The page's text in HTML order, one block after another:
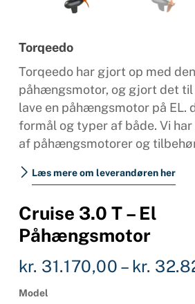
Torqeedo
Torqeedo har gjort op med
påhængsmotor, og gjort det til
lave en påhængsmotor på EL.
formål og typer af både. Vi
af påhængsmotorer og
Læs mere om leverandøren her
Cruise 3.0 T – El
Påhængsmotor
kr. 31.170,00 – kr.
Model